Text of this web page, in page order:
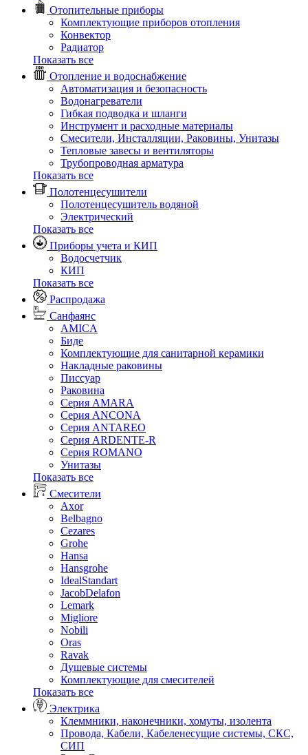
Отопительные приборы
Комплектующие приборов отопления
Конвектор
Радиатор
Показать все
Отопление и водоснабжение
Автоматизация и безопасность
Водонагреватели
Гибкая подводка и шланги
Инструмент и расходные материалы
Смесители, Инсталляции, Раковины, Унитазы
Тепловые завесы и вентиляторы
Трубопроводная арматура
Показать все
Полотенцесушители
Полотенцесушитель водяной
Электрический
Показать все
Приборы учета и КИП
Водосчетчик
КИП
Показать все
Распродажа
Санфаянс
AMICA
Биде
Комплектующие для санитарной керамики
Накладные раковины
Писсуар
Раковина
Серия AMARA
Серия ANCONA
Серия ANTAREO
Серия ARDENTE-R
Серия ROMANO
Унитазы
Показать все
Смесители
Axor
Belbagno
Cezares
Grohe
Hansa
Hansgrohe
IdealStandart
JacobDelafon
Lemark
Migliore
Nobili
Oras
Ravak
Душевые системы
Комплектующие для смесителей
Показать все
Электрика
Клеммники, наконечники, хомуты, изолента
Провода, Кабели, Кабеленесущие системы, СКС,
СИП